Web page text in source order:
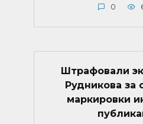
0
Штрафовали
Рудникова за
маркировки